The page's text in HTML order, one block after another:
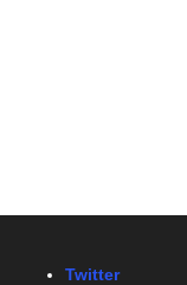
Twitter